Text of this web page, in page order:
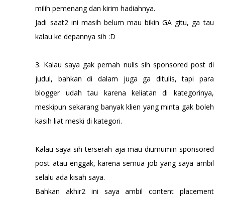
milih pemenang dan kirim hadiahnya.
Jadi saat2 ini masih belum mau bikin GA gitu, ga tau
kalau ke depannya sih :D
3. Kalau saya gak pernah nulis sih sponsored post di
judul, bahkan di dalam juga ga ditulis, tapi para
blogger udah tau karena keliatan di kategorinya,
meskipun sekarang banyak klien yang minta gak boleh
kasih liat meski di kategori.
Kalau saya sih terserah aja mau diumumin sponsored
post atau enggak, karena semua job yang saya ambil
selalu ada kisah saya.
Bahkan akhir2 ini saya ambil content placement